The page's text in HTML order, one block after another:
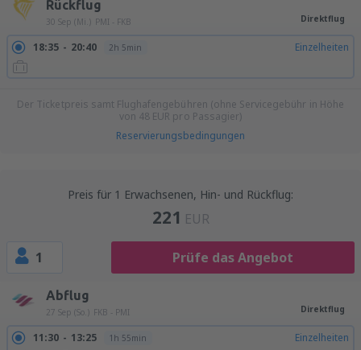
Rückflug
30 Sep (Mi.) PMI - FKB Direktflug
18:35 20:40 2h 5min Einzelheiten
Der Ticketpreis samt Flughafengebühren (ohne Servicegebühr in Höhe
von 48 EUR pro Passagier)
Reservierungsbedingungen
Preis für 1 Erwachsenen, Hin- und Rückflug:
221 EUR
1 Prüfe das Angebot
Abflug
27 Sep (So.) FKB - PMI Direktflug
11:30 13:25 1h 55min Einzelheiten